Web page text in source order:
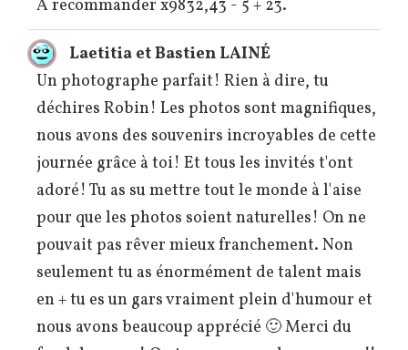
A recommander x9832,43 - 5 + 23.
Laetitia et Bastien LAINÉ
Un photographe parfait! Rien à dire, tu
déchires Robin! Les photos sont magnifiques,
nous avons des souvenirs incroyables de cette
journée grâce à toi! Et tous les invités t'ont
adoré! Tu as su mettre tout le monde à l'aise
pour que les photos soient naturelles! On ne
pouvait pas rêver mieux franchement. Non
seulement tu as énormément de talent mais
en + tu es un gars vraiment plein d'humour et
nous avons beaucoup apprécié 🙂 Merci du